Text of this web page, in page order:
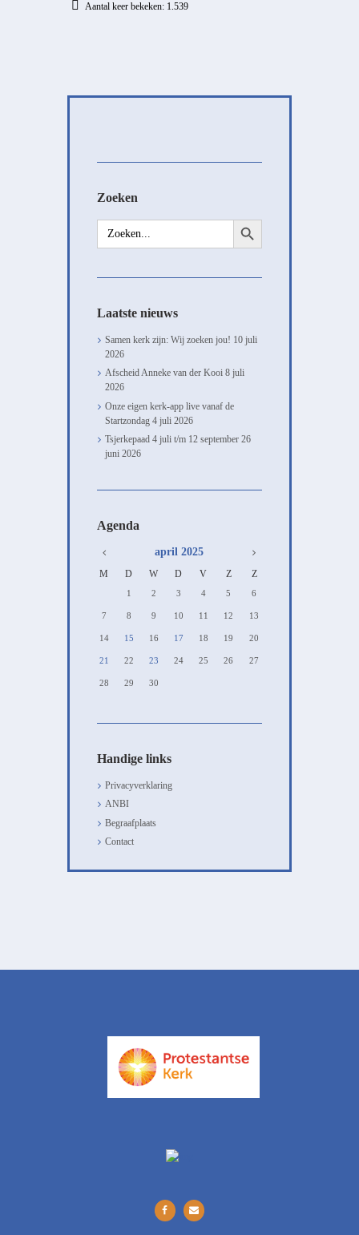
Aantal keer bekeken: 1.539
Zoeken
Zoek
naar:
Zoekknop
Laatste nieuws
Samen kerk zijn: Wij zoeken jou! 10 juli
2026
Afscheid Anneke van der Kooi 8 juli
2026
Onze eigen kerk-app live vanaf de
Startzondag 4 juli 2026
Tsjerkepaad 4 juli t/m 12 september 26
juni 2026
Agenda
april 2025
M D W D V Z Z
1 2 3 4 5 6
7 8 9 10 11 12 13
14 15 16 17 18 19 20
21 22 23 24 25 26 27
28 29 30
Handige links
Privacyverklaring
ANBI
Begraafplaats
Contact